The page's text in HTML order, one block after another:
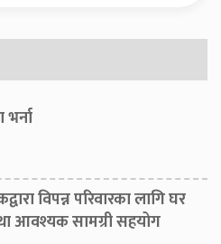
विपन्न परिवारका लागि घर
आवश्यक सामग्री सहयोग